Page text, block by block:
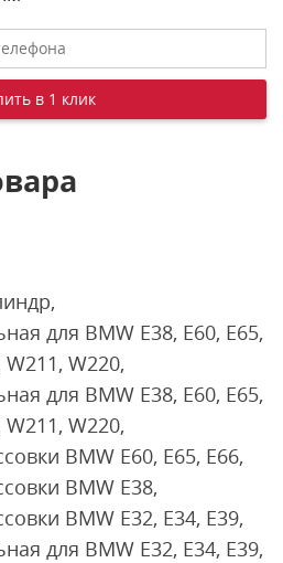
для BMW E38, E60, E65,
W220,
для BMW E38, E60, E65,
W220,
BMW E60, E65, E66,
BMW E38,
BMW E32, E34, E39,
для BMW E32, E34, E39,